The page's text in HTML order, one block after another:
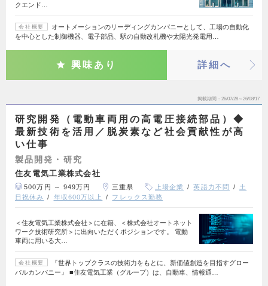
クエンド…
会社概要
オートメーションのリーディングカンパニーとして、工場の自動化
を中心とした制御機器、電子部品、駅の自動改札機や太陽光発電用…
興味あり 詳細へ
掲載期間 26/07/28～26/08/17
研究開発（電動車両用の高電圧接続部品）◆
最新技術を活用／脱炭素など社会貢献性が高
い仕事
製品開発・研究
住友電気工業株式会社
500万円 ～ 949万円 三重県 上場企業 英語力不問
土
日祝休み
年収600万以上 フレックス勤務
＜住友電気工業株式会社＞に在籍、＜株式会社オートネット
ワーク技術研究所＞に出向いただくポジションです。 電動
車両に用いる大…
会社概要
『世界トップクラスの技術力をもとに、新価値創造を目指すグロー
バルカンパニー』 ■住友電気工業（グループ）は、自動車、情報通…